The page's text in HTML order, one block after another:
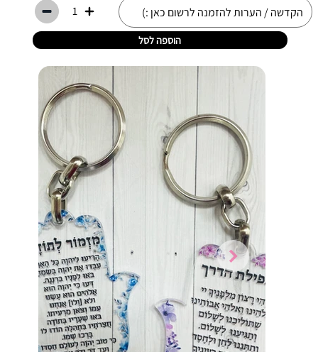
1
הוספה לסל